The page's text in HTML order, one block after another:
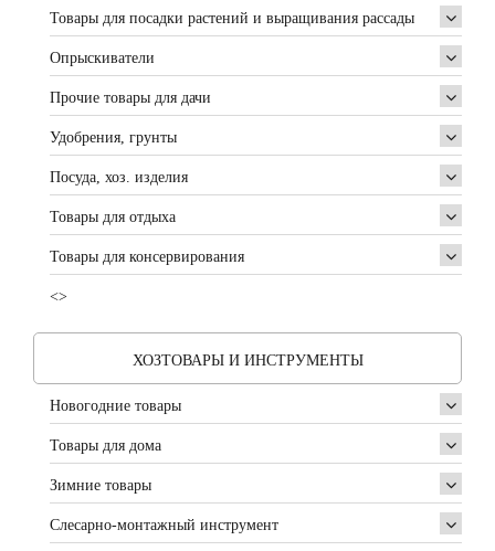
Товары для посадки растений и выращивания рассады
Опрыскиватели
Прочие товары для дачи
Удобрения, грунты
Посуда, хоз. изделия
Товары для отдыха
Товары для консервирования
<>
ХОЗТОВАРЫ И ИНСТРУМЕНТЫ
Новогодние товары
Товары для дома
Зимние товары
Слесарно-монтажный инструмент